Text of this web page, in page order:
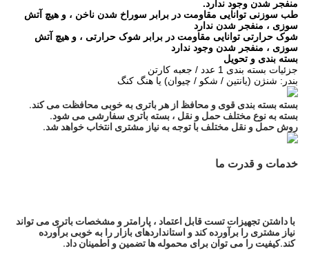
منفجر شدن وجود ندارد.
طب سوزنی توانایی مقاومت در برابر سوراخ شدن ناخن ، و هیچ آتش
سوزی ، منفجر شدن ندارد
شوک حرارتی توانایی مقاومت در برابر شوک حرارتی ، و هیچ آتش
سوزی ، منفجر شدن وجود ندارد
بسته بندی و تحویل
جزئیات بسته بندی 1 عدد / جعبه کارتن
بندر: شنژن (یانتین / شکو / چیوان) یا هنگ کنگ
بسته بسته بندی قوی و محافظ از هر باتری به خوبی محافظت می کند.
بسته به نوع مختلف حمل و نقل ، بسته باتری سفارشی می شود.
روش حمل و نقل مختلف با توجه به نیاز مشتری انتخاب خواهد شد.
خدمات و قدرت ما
کند.کیفیت را می توان برای محموله ها تضمین و اطمینان داد.